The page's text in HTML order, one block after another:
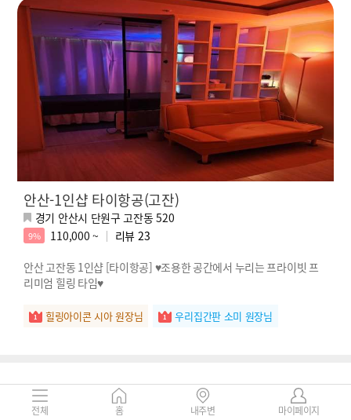
안산-1인샵 타이항공(고잔)
경기 안산시 단원구 고잔동 520
9% 110,000 ~ 리뷰 23
안산 고잔동 1인샵 [타이항공] ♥조용한 공간에서 누리는 프라이빗 프
리미엄 힐링 타임♥
힐링아이콘 시아 원장님 우리집간판 소미 원장님
전체 홈 내주변 마이페이지